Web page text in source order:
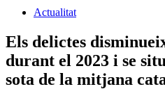
Actualitat
Els delictes
durant el 2023 i se
sota de la mitjana